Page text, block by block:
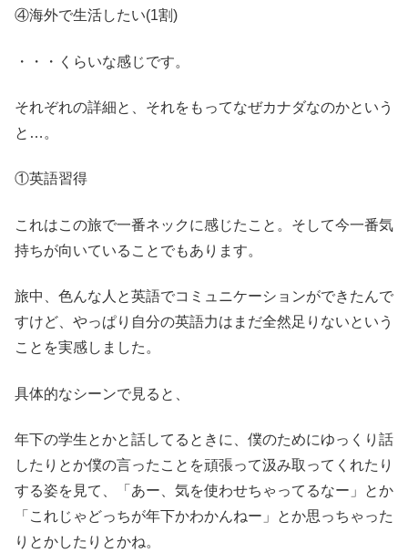
④海外で生活したい(1割)
・・・くらいな感じです。
それぞれの詳細と、それをもってなぜカナダなのかという
と…。
①英語習得
これはこの旅で一番ネックに感じたこと。そして今一番気
持ちが向いていることでもあります。
旅中、色んな人と英語でコミュニケーションができたんで
すけど、やっぱり自分の英語力はまだ全然足りないという
ことを実感しました。
具体的なシーンで見ると、
年下の学生とかと話してるときに、僕のためにゆっくり話
したりとか僕の言ったことを頑張って汲み取ってくれたり
する姿を見て、「あー、気を使わせちゃってるなー」とか
「これじゃどっちが年下かわかんねー」とか思っちゃった
りとかしたりとかね。